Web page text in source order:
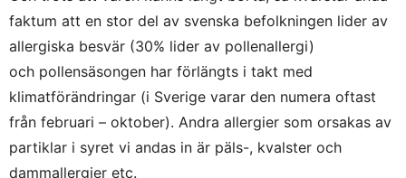
faktum att en stor del av svenska befolkningen lider av
allergiska besvär (30% lider av pollenallergi)
och pollensäsongen har förlängts i takt med
klimatförändringar (i Sverige varar den numera oftast
från februari – oktober). Andra allergier som orsakas av
partiklar i syret vi andas in är päls-, kvalster och
dammallergier etc.